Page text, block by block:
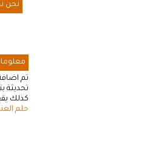
نحن
تم
تحديثة
كذلك
حلم